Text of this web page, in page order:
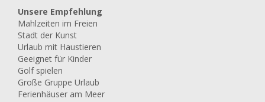
Unsere Empfehlung
Mahlzeiten im Freien
Stadt der Kunst
Urlaub mit Haustieren
Geeignet für Kinder
Golf spielen
Große Gruppe Urlaub
Ferienhäuser am Meer